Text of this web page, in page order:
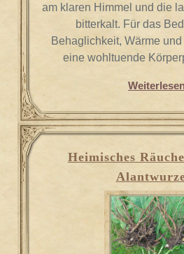
am klaren Himmel und die
bitterkalt. Für das
Behaglichkeit, Wärme
eine wohltuende
Heimisches